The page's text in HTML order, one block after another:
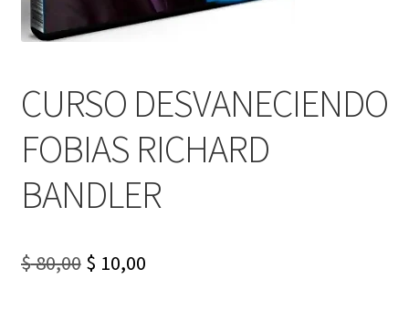
CURSO DESVANECIENDO
FOBIAS RICHARD
BANDLER
$80,00 Original
$ 10,00Current